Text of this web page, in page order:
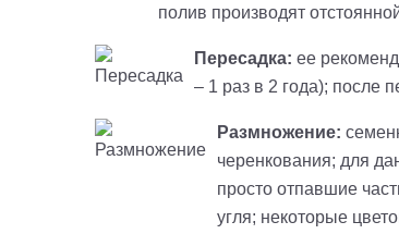
полив производят
Пересадка: ее
– 1 раз в 2 года); после
Размножение:
черенкования; для
просто отпавшие
угля; некоторые